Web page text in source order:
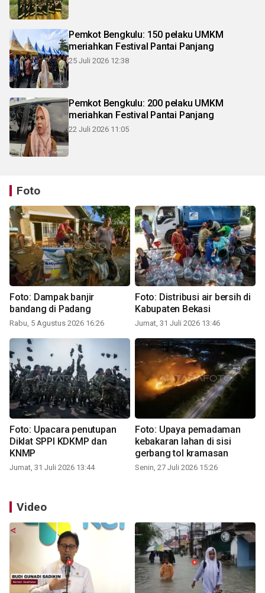
Pemkot Bengkulu: 150 pelaku UMKM
meriahkan Festival Pantai Panjang
25 Juli 2026 12:38
Pemkot Bengkulu: 200 pelaku UMKM
meriahkan Festival Pantai Panjang
22 Juli 2026 11:05
Foto
Foto: Dampak banjir
bandang di Padang
Rabu, 5 Agustus 2026 16:26
Foto: Distribusi air bersih di
Kabupaten Bekasi
Jumat, 31 Juli 2026 13:46
Foto: Upacara penutupan
Diklat SPPI KDKMP dan
KNMP
Jumat, 31 Juli 2026 13:44
Foto: Upaya pemadaman
kebakaran lahan di sisi
gerbang tol kramasan
Senin, 27 Juli 2026 15:26
Video